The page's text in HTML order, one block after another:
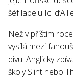
šéf labelu Ici
Než v příštím
vysílá mezi
divu. Anglicky
školy Slint nebo